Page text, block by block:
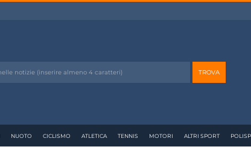
NUOTO CICLISMO ATLETICA TENNIS MOTORI ALTRI SPORT